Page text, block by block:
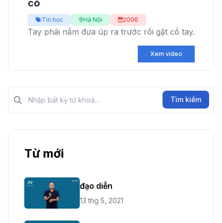
có
Tin học Hà Nội 2006
Tay phải nắm đưa úp ra trước rồi gật cổ tay.
Xem video
Tìm kiếm?>
Tìm kiếm
Từ mới
đạo diễn
13 thg 5, 2021